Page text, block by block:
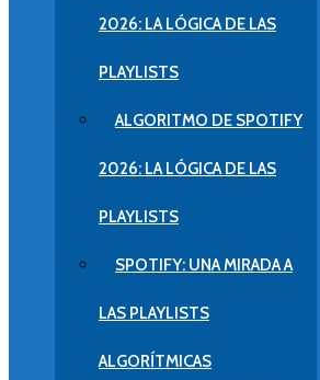
2026: LA LÓGICA DE LAS
PLAYLISTS
ALGORITMO DE SPOTIFY
2026: LA LÓGICA DE LAS
PLAYLISTS
SPOTIFY: UNA MIRADA A
LAS PLAYLISTS
ALGORÍTMICAS